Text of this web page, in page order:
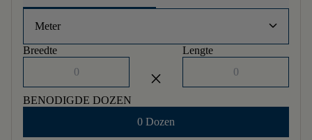
Meter keyboard_arrow_down
Breedte
close
Lengte
BENODIGDE DOZEN
0 Dozen